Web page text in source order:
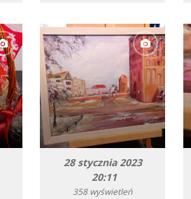
28 stycznia 2023
20:11
358 wyświetleń